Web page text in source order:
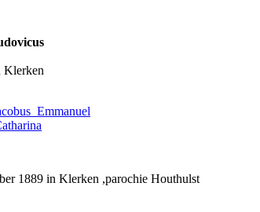
Klerken
1889 in Klerken ,parochie Houthulst